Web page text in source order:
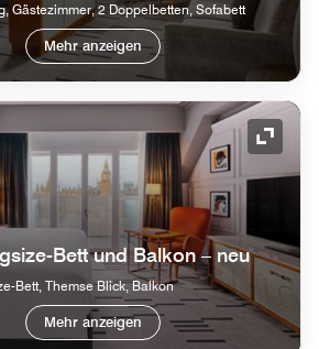
Gästezimmer, 2 Doppelbetten, Sofabett
Mehr anzeigen
Bett und Balkon – neu
Bett, Themse Blick, Balkon
Mehr anzeigen